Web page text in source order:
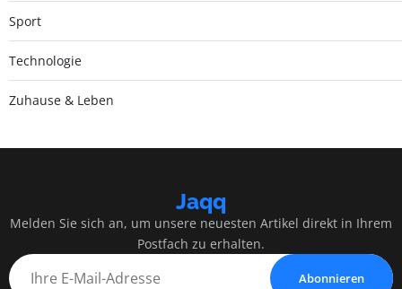
Sport
Technologie
Zuhause & Leben
Jaqq
Melden Sie sich an, um unsere neuesten Artikel direkt in Ihrem
Postfach zu erhalten.
Abonnieren